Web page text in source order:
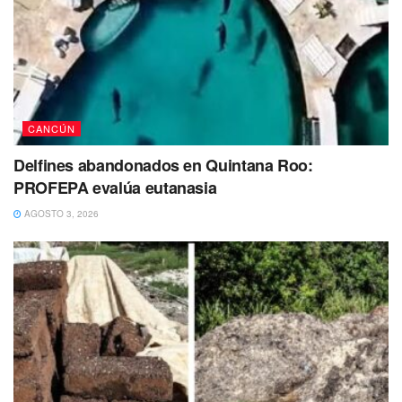
cerró terminales, vimos una Zona Hotelera apagada, sólo
con imágenes que decían fe y ahí nos dimos cuenta que el
daño era inmenso”, resaltó.
TE RECOMENDAMOS:
Es prioridad prevenir violencia digital
https://t.co/UVQIDptTaH
— playaaldia (@playaaldia)
2020
La Primera Autoridad dijo que Cancún logró el primer lugar
en no movilidad y poco a poco, con la solidaridad del
pueblo cancunense, se avanzó en el Semáforo
Epidemiológico hasta mantenerse en color amarillo, lo que
permite un mayor número de actividades.
Destacó que actualmente la ocupación en la Zona
CANCÚN
Delfines abandonados en Quintana Roo:
PROFEPA evalúa eutanasia
AGOSTO 3, 2026